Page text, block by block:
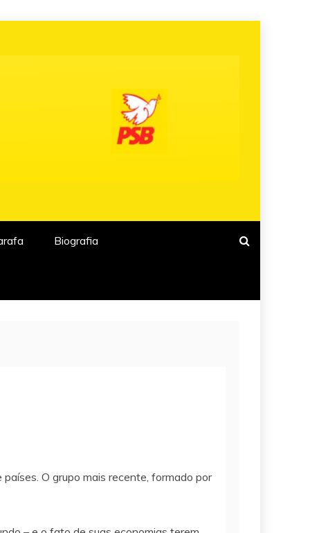
Biografia
O grupo mais recente, formado por